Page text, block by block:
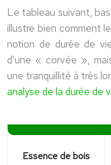
Le tableau suivant,
illustre bien comment
notion de durée de
d’une « corvée »,
une tranquillité à très
analyse de la durée de
Essence de bois